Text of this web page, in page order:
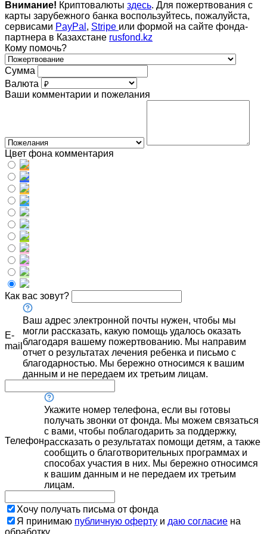
Внимание! Криптовалюты здесь. Для пожертвования с
карты зарубежного банка воспользуйтесь, пожалуйста,
сервисами PayPal , Stripe или формой на сайте фонда-
партнера в Казахстане rusfond.kz
Кому помочь?
Сумма
Валюта
Ваши комментарии и пожелания
Цвет фона комментария
Как вас зовут?
E-
mail
Ваш адрес электронной почты нужен, чтобы мы
могли рассказать, какую помощь удалось оказать
благодаря вашему пожертвованию. Мы направим
отчет о результатах лечения ребенка и письмо с
благодарностью. Мы бережно относимся к вашим
данным и не передаем их третьим лицам.
Телефон
Укажите номер телефона, если вы готовы
получать звонки от фонда. Мы можем связаться
с вами, чтобы поблагодарить за поддержку,
рассказать о результатах помощи детям, а также
сообщить о благотворительных программах и
способах участия в них. Мы бережно относимся
к вашим данным и не передаем их третьим
лицам.
Хочу получать письма от фонда
Я принимаю публичную оферту и даю согласие на
обработку